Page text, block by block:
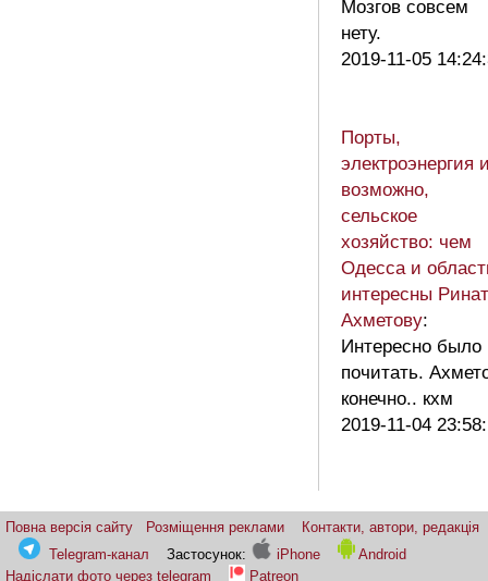
Мозгов совсем
нету.
2019-11-05
Порты,
электроэнергия
возможно,
сельское
хозяйство: чем
Одесса и
интересны
Ахметову:
Интересно было
почитать.
конечно.. кхм
2019-11-04
Повна версія сайту Розміщення реклами
Контакти, автори, редакція
Telegram-канал
Застосунок: iPhone
Android
Надіслати фото через telegram
Patreon